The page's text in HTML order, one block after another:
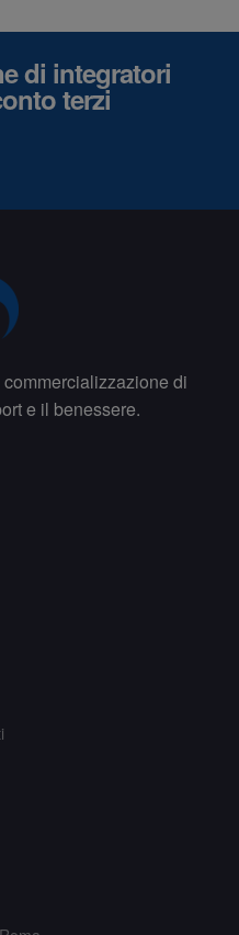
di integratori
terzi
di
e il benessere.